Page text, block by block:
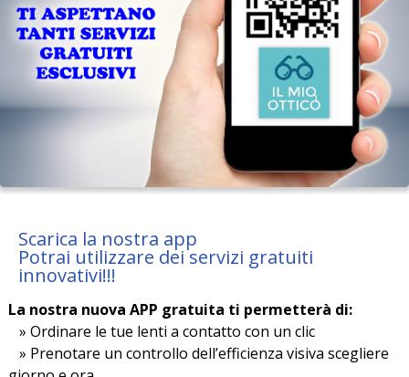
Scarica la nostra app
Potrai utilizzare dei servizi gratuiti
innovativi!!!
La nostra nuova APP gratuita ti permetterà di:
» Ordinare le tue lenti a contatto con un clic
» Prenotare un controllo dell’efficienza visiva scegliere